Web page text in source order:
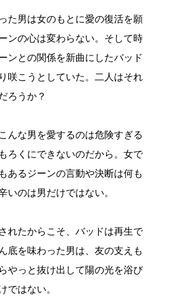
た男は女のもとに愛の復活を願
ンの心は変わらない。そして時
との関係を新曲にしたバッド
咲こうとしていた。二人はそれ
ろうか？
んな男を愛するのは危険すぎる
ろくにできないのだから。女で
あるジーンの言動や決断は何も
いのは男だけではない。
れたからこそ、バッドは再生で
底を味わった男は、友の支えも
やっと抜け出して陽の光を浴び
ではない。